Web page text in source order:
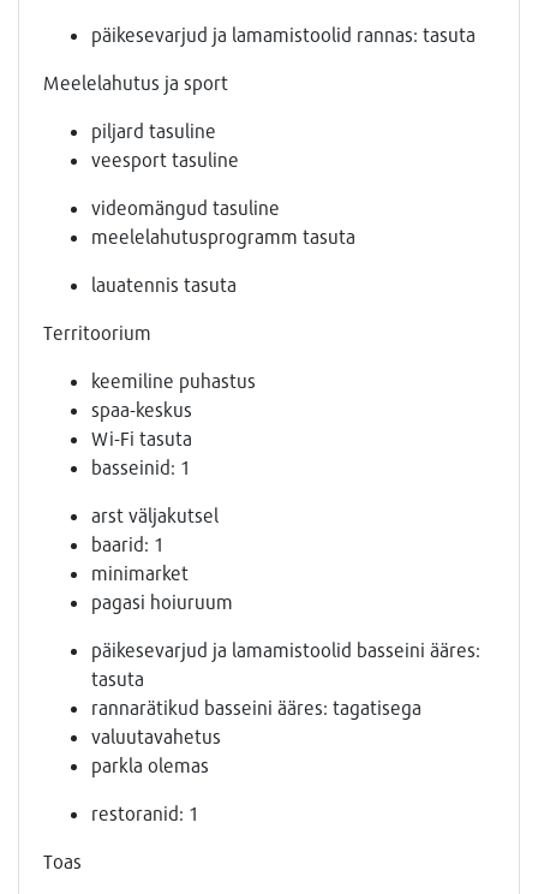
päikesevarjud ja lamamistoolid rannas: tasuta
Meelelahutus ja sport
piljard tasuline
veesport tasuline
videomängud tasuline
meelelahutusprogramm tasuta
lauatennis tasuta
Territoorium
keemiline puhastus
spaa-keskus
Wi-Fi tasuta
basseinid: 1
arst väljakutsel
baarid: 1
minimarket
pagasi hoiuruum
päikesevarjud ja lamamistoolid basseini ääres:
tasuta
rannarätikud basseini ääres: tagatisega
valuutavahetus
parkla olemas
restoranid: 1
Toas